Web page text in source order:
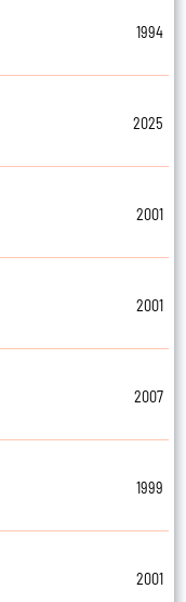
1994
2025
2001
2001
2007
1999
2001